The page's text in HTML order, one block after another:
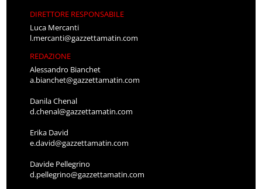
DIRETTORE RESPONSABILE
Luca Mercanti
l.mercanti@gazzettamatin.com
REDAZIONE
Alessandro Bianchet
a.bianchet@gazzettamatin.com
Danila Chenal
d.chenal@gazzettamatin.com
Erika David
e.david@gazzettamatin.com
Davide Pellegrino
d.pellegrino@gazzettamatin.com